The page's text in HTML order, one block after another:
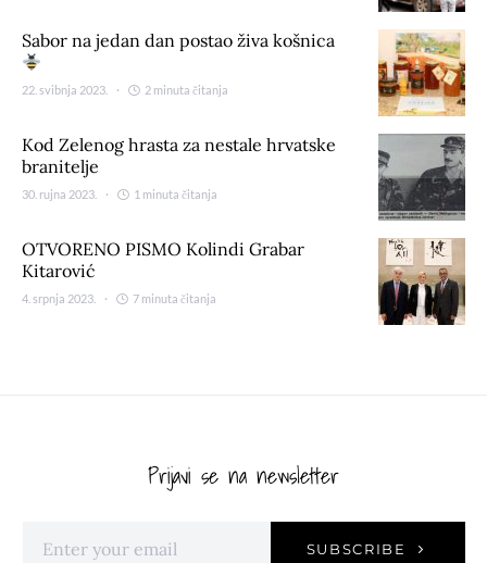
Sabor na jedan dan postao živa košnica
22. svibnja 2023. 2 minuta čitanja
Kod Zelenog hrasta za nestale hrvatske
branitelje
30. rujna 2023. 1 minuta čitanja
OTVORENO PISMO Kolindi Grabar
Kitarović
4. srpnja 2023. 7 minuta čitanja
Prijavi se na newsletter
SUBSCRIBE